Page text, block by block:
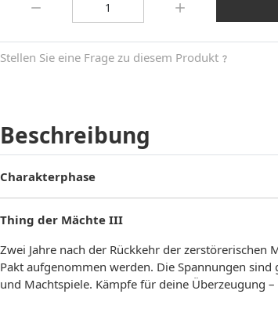
Stellen Sie eine Frage zu diesem Produkt
Beschreibung
Charakterphase
Thing der Mächte III
Zwei Jahre nach der Rückkehr der
Pakt aufgenommen werden. Die Spannungen
und Machtspiele. Kämpfe für deine Überzeugung